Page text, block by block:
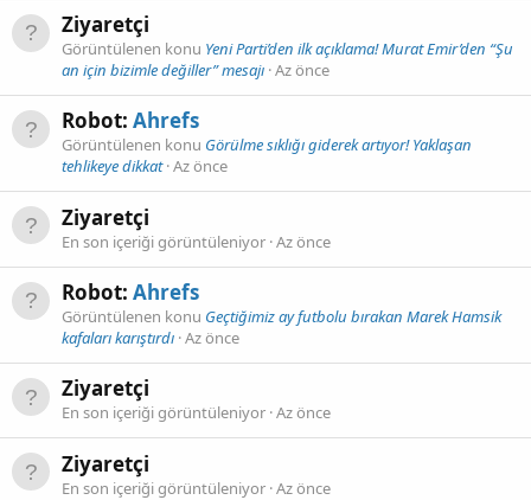
Ziyaretçi
Görüntülenen konu Yeni Parti’den ilk açıklama! Murat Emir’den “Şu
an için bizimle değiller” mesajı Az önce
Robot: Ahrefs
Görüntülenen konu Görülme sıklığı giderek artıyor! Yaklaşan
tehlikeye dikkat Az önce
Ziyaretçi
En son içeriği görüntüleniyor Az önce
Robot: Ahrefs
Görüntülenen konu Geçtiğimiz ay futbolu bırakan Marek Hamsik
kafaları karıştırdı Az önce
Ziyaretçi
En son içeriği görüntüleniyor Az önce
Ziyaretçi
En son içeriği görüntüleniyor Az önce